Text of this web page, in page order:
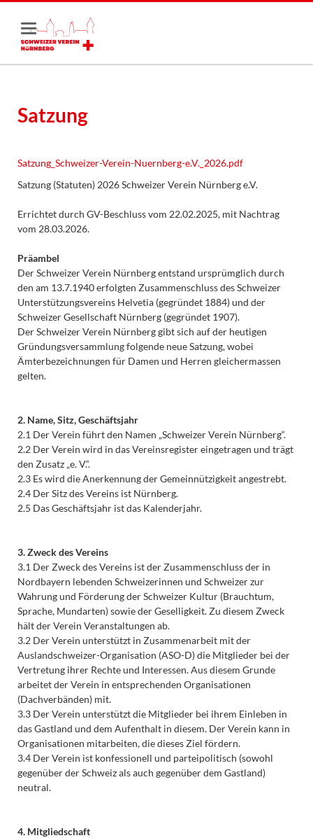
Satzung
Satzung_Schweizer-Verein-Nuernberg-e.V._2026.pdf
Satzung (Statuten) 2026 Schweizer Verein Nürnberg e.V.
Errichtet durch GV-Beschluss vom 22.02.2025, mit Nachtrag
vom 28.03.2026.
Präambel
Der Schweizer Verein Nürnberg entstand ursprümglich durch
den am 13.7.1940 erfolgten Zusammenschluss des Schweizer
Unterstützungsvereins Helvetia (gegründet 1884) und der
Schweizer Gesellschaft Nürnberg (gegründet 1907).
Der Schweizer Verein Nürnberg gibt sich auf der heutigen
Gründungsversammlung folgende neue Satzung, wobei
Ämterbezeichnungen für Damen und Herren gleichermassen
gelten.
2. Name, Sitz, Geschäftsjahr
2.1 Der Verein führt den Namen „Schweizer Verein Nürnberg“.
2.2 Der Verein wird in das Vereinsregister eingetragen und trägt
den Zusatz „e. V.“.
2.3 Es wird die Anerkennung der Gemeinnützigkeit angestrebt.
2.4 Der Sitz des Vereins ist Nürnberg.
2.5 Das Geschäftsjahr ist das Kalenderjahr.
3. Zweck des Vereins
3.1 Der Zweck des Vereins ist der Zusammenschluss der in
Nordbayern lebenden Schweizerinnen und Schweizer zur
Wahrung und Förderung der Schweizer Kultur (Brauchtum,
Sprache, Mundarten) sowie der Geselligkeit. Zu diesem Zweck
hält der Verein Veranstaltungen ab.
3.2 Der Verein unterstützt in Zusammenarbeit mit der
Auslandschweizer-Organisation (ASO-D) die Mitglieder bei der
Vertretung ihrer Rechte und Interessen. Aus diesem Grunde
arbeitet der Verein in entsprechenden Organisationen
(Dachverbänden) mit.
3.3 Der Verein unterstützt die Mitglieder bei ihrem Einleben in
das Gastland und dem Aufenthalt in diesem. Der Verein kann in
Organisationen mitarbeiten, die dieses Ziel fördern.
3.4 Der Verein ist konfessionell und parteipolitisch (sowohl
gegenüber der Schweiz als auch gegenüber dem Gastland)
neutral.
4. Mitgliedschaft